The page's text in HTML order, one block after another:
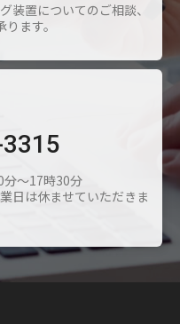
装置についてのご相談、
ます。
分～17時30分
日は休ませていただきま